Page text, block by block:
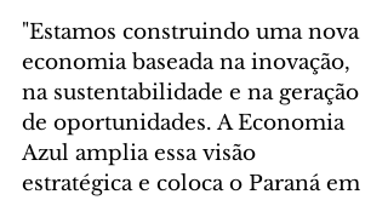
"Estamos construindo uma nova
economia baseada na inovação,
na sustentabilidade e na geração
de oportunidades. A Economia
Azul amplia essa visão
estratégica e coloca o Paraná em